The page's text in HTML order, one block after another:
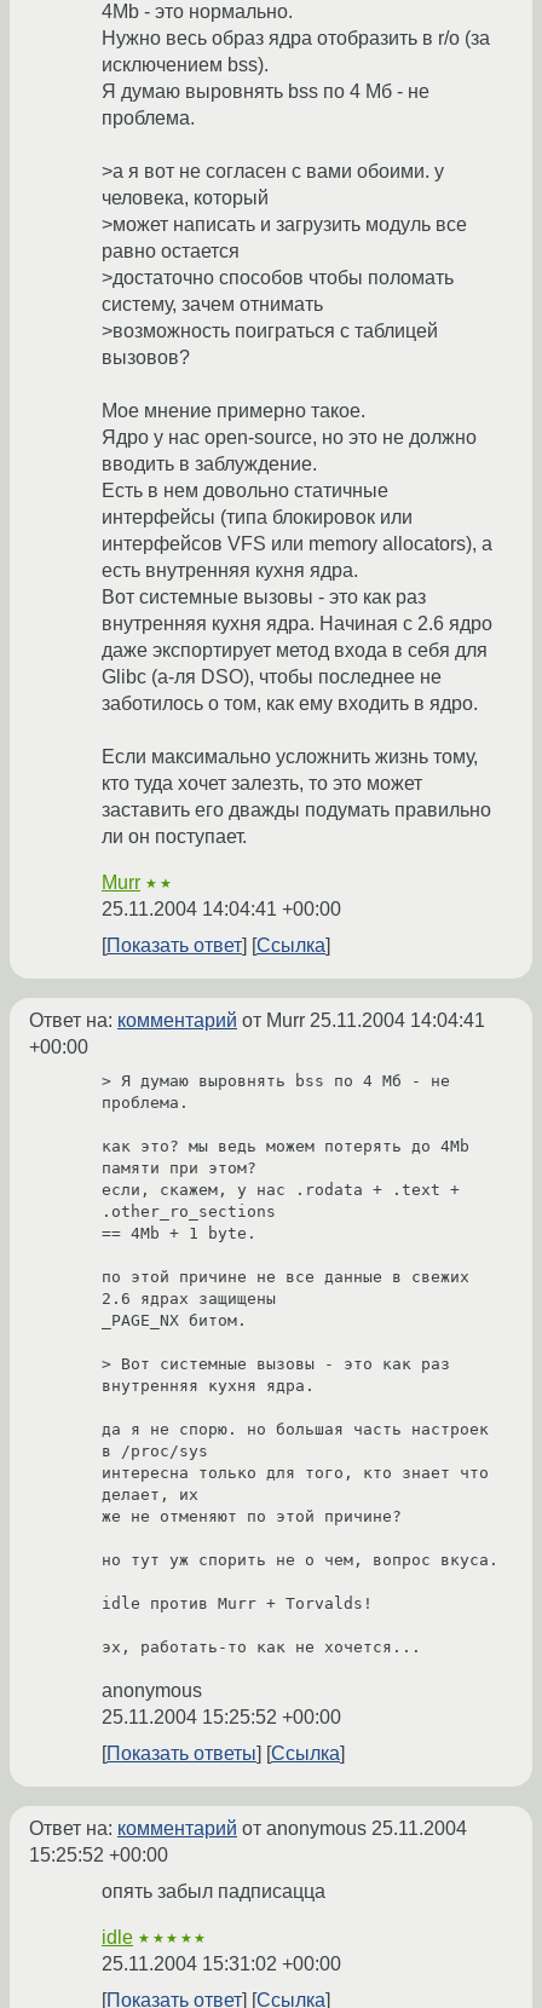
4Mb - это нормально.
Нужно весь образ ядра отобразить в r/o (за
исключением bss).
Я думаю выровнять bss по 4 Мб - не
проблема.
>а я вот не согласен с вами обоими. у
человека, который
>может написать и загрузить модуль все
равно остается
>достаточно способов чтобы поломать
систему, зачем отнимать
>возможность поиграться с таблицей
вызовов?
Мое мнение примерно такое.
Ядро у нас open-source, но это не должно
вводить в заблуждение.
Есть в нем довольно статичные
интерфейсы (типа блокировок или
интерфейсов VFS или memory allocators), а
есть внутренняя кухня ядра.
Вот системные вызовы - это как раз
внутренняя кухня ядра. Начиная с 2.6 ядро
даже экспортирует метод входа в себя для
Glibc (а-ля DSO), чтобы последнее не
заботилось о том, как ему входить в ядро.
Если максимально усложнить жизнь тому,
кто туда хочет залезть, то это может
заставить его дважды подумать правильно
ли он поступает.
Murr ★★
25.11.2004 14:04:41 +00:00
Показать ответ
Ссылка
Ответ на: комментарий от Murr 25.11.2004 14:04:41
+00:00
> Я думаю выровнять bss по 4 Мб - не
проблема.
как это? мы ведь можем потерять до 4Mb
памяти при этом?
если, скажем, у нас .rodata + .text +
.other_ro_sections
== 4Mb + 1 byte.
по этой причине не все данные в свежих
2.6 ядрах защищены
_PAGE_NX битом.
> Вот системные вызовы - это как раз
внутренняя кухня ядра.
да я не спорю. но большая часть настроек
в /proc/sys
интересна только для того, кто знает что
делает, их
же не отменяют по этой причине?
но тут уж спорить не о чем, вопрос вкуса.
idle против Murr + Torvalds!
эх, работать-то как не хочется...
anonymous
25.11.2004 15:25:52 +00:00
Показать ответы
Ссылка
Ответ на: комментарий от anonymous 25.11.2004
15:25:52 +00:00
опять забыл падписацца
idle ★★★★★
25.11.2004 15:31:02 +00:00
Показать ответ
Ссылка